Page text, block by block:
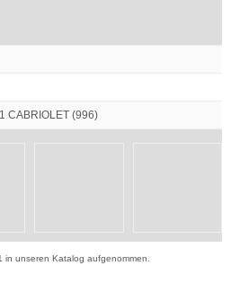
CABRIOLET (996)
unseren Katalog aufgenommen.